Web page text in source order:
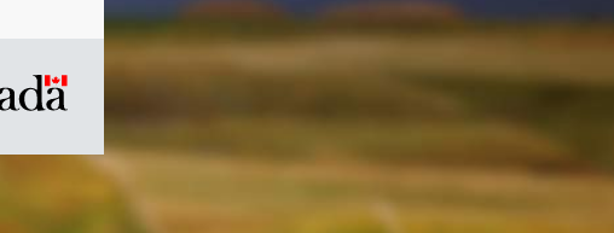
/
Symbole
du
gouvernement